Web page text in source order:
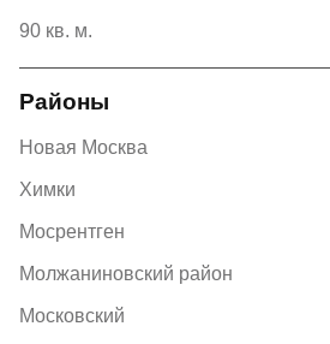
90 кв. м.
Районы
Новая Москва
Химки
Мосрентген
Молжаниновский район
Московский